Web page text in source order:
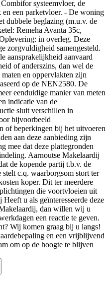
systeemvloer, de
en een parketvloer. - De woning
dubbele beglazing (m.u.v. de
Remeha Avanta 35c,
in overleg. Deze
zorgvuldigheid samengesteld.
aansprakelijkheid aanvaard
of anderszins, dan wel de
en oppervlakten zijn
op de NEN2580. De
eenduidige manier van meten
indicatie van de
sluit verschillen in
bijvoorbeeld
of beperkingen bij het uitvoeren
aan deze aanbieding zijn
mee dat deze plattegronden
Aarnoutse Makelaardij
de kopende partij t.b.v. de
c.q. waarborgsom stort ter
koper. Dit ter meerdere
die voortvloeien uit
u als geïnteresseerde deze
dan willen wij u
een reactie te geven.
Wij komen graag bij u langs!
en een vrijblijvend
om op de hoogte te blijven